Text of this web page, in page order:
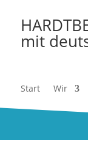
mit
Start Wir